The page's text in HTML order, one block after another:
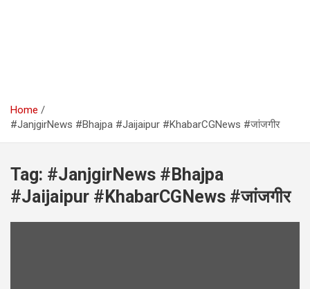
Home
#JanjgirNews #Bhajpa #Jaijaipur #KhabarCGNews #जांजगीर
Tag: #JanjgirNews #Bhajpa
#Jaijaipur #KhabarCGNews #जांजगीर